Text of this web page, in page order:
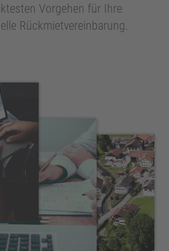
Vorgehen für Ihre
Rückmietvereinbarung.